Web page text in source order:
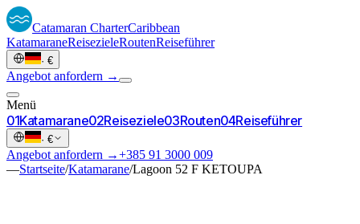
Catamaran CharterCaribbean
KatamaraneReisezieleRoutenReiseführer
· €
Angebot anfordern →
Menü
01Katamarane02Reiseziele03Routen04Reiseführer
· €
Angebot anfordern →+385 91 3000 009
—Startseite/Katamarane/Lagoon 52 F KETOUPA